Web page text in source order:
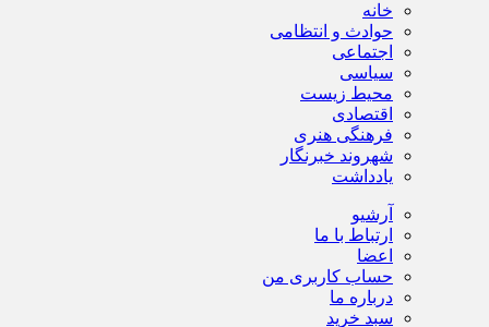
خانه
حوادث و انتظامی
اجتماعی
سیاسی
محیط زیست
اقتصادی
فرهنگی هنری
شهروند خبرنگار
یادداشت
آرشیو
ارتباط با ما
اعضا
حساب کاربری من
درباره ما
سبد خرید